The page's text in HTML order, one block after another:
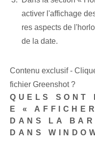
activer l'affichage
res aspects de
de la date.
Contenu exclusif -
fichier Greenshot ?
QUELS SONT
E «
DANS LA
DANS